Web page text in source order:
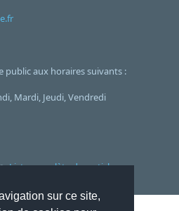
sur ce site,
public aux horaires suivants :
Mardi, Jeudi, Vendredi
Liste complète des articles